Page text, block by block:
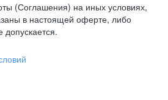
(Соглашения) на иных условиях,
в настоящей оферте, либо
допускается.